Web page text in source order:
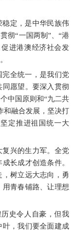
定，是中华民族伟
彻“一国两制”、“港
进港澳经济社会发
全统一，是我们党
愿望。要深入贯彻
中国原则和“九二共
和融合发展，坚决打
定推进祖国统一大
兴的生力军。全党
长成才创造条件。
树立远大志向，勇
青春铺路、让理想
史令人自豪，但我
，我们要全面建成